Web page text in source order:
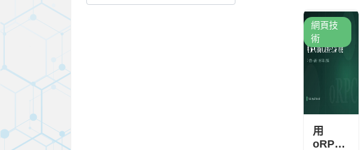
網頁技
術
用
oRPC